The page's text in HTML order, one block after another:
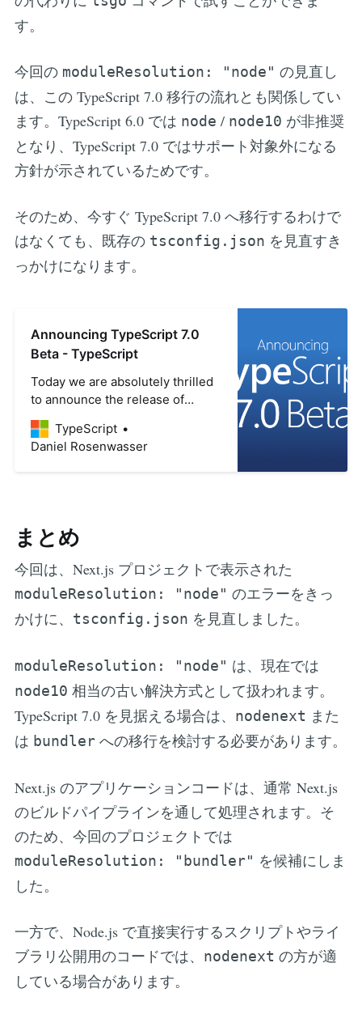
す。
今回の moduleResolution: "node" の見直し
は、この TypeScript 7.0 移行の流れとも関係してい
ます。TypeScript 6.0 では node / node10 が非推奨
となり、TypeScript 7.0 ではサポート対象外になる
方針が示されているためです。
そのため、今すぐ TypeScript 7.0 へ移行するわけで
はなくても、既存の tsconfig.json を見直すき
っかけになります。
Announcing TypeScript 7.0
Beta - TypeScript
Today we are absolutely thrilled
to announce the release of
TypeScript 7.0 Beta! If you
haven’t been following
TypeScript 7.0’s development,
we have been porting the
existing TypeScript codebase
from …
TypeScript
Daniel Rosenwasser
まとめ
今回は、Next.js プロジェクトで表示された
moduleResolution: "node" のエラーをきっ
かけに、
tsconfig.json を見直しました。
moduleResolution: "node" は、現在では
node10 相当の古い解決方式として扱われます。
TypeScript 7.0 を見据える場合は、
nodenext また
は bundlerへの移行を検討する必要があります。
Next.js のアプリケーションコードは、通常 Next.js
のビルドパイプラインを通して処理されます。そ
のため、今回のプロジェクトでは
moduleResolution: "bundler" を候補にしま
した。
一方で、Node.js で直接実行するスクリプトやライ
ブラリ公開用のコードでは、
nodenext の方が適
している場合があります。